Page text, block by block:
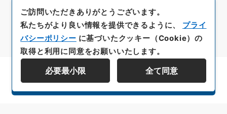
資料群階層を表示する
ご訪問いただきありがとうございます。
私たちがより良い情報を提供できるように、 プライ
バシーポリシー に基づいたクッキー（Cookie）の
取得と利用に同意をお願いいたします。
必要最小限 全て同意